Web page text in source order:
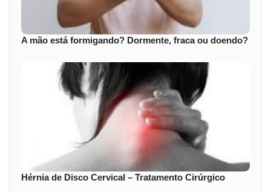
A mão está formigando? Dormente, fraca ou doendo?
Hérnia de Disco Cervical – Tratamento Cirúrgico